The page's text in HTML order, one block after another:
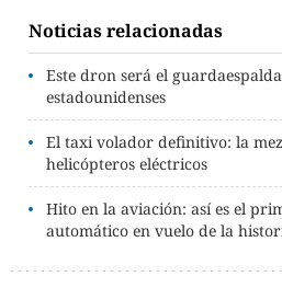
Noticias relacionadas
Este dron será el
estadounidenses
El taxi volador definitivo: la
helicópteros eléctricos
Hito en la aviación: así es el
automático en vuelo de la